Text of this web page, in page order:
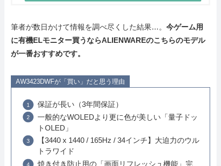
筆者が数日かけて情報を調べ尽くした結果…。今ゲーム用
に有機ELモニター買うならALIENWAREのこちらのモデル
が一番おすすめです。
AW3423DWFが「買い」だと思う理由
保証が長い（3年間保証）
一般的なWOLEDより更に色が美しい「量子ドッ
トOLED」
【3440 x 1440 / 165Hz / 34インチ】大迫力のウル
トラワイド
焼き付き防止用の「画面リフレッシュ機能」完